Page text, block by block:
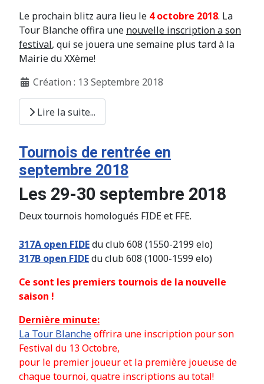
Le prochain blitz aura lieu le 4 octobre 2018. La
Tour Blanche offira une nouvelle inscription a son
festival, qui se jouera une semaine plus tard à la
Mairie du XXème!
Création : 13 Septembre 2018
Lire la suite...
Tournois de rentrée en
septembre 2018
Les 29-30 septembre 2018
Deux tournois homologués FIDE et FFE.
317A open FIDEdu club 608 (1550-2199 elo)
317B open FIDEdu club 608 (1000-1599 elo)
Ce sont les premiers tournois de la nouvelle
saison !
Dernière minute:
La Tour Blancheoffrira une inscription pour son
Festival du 13 Octobre,
pour le premier joueur et la première joueuse de
chaque tournoi, quatre inscriptions au total!